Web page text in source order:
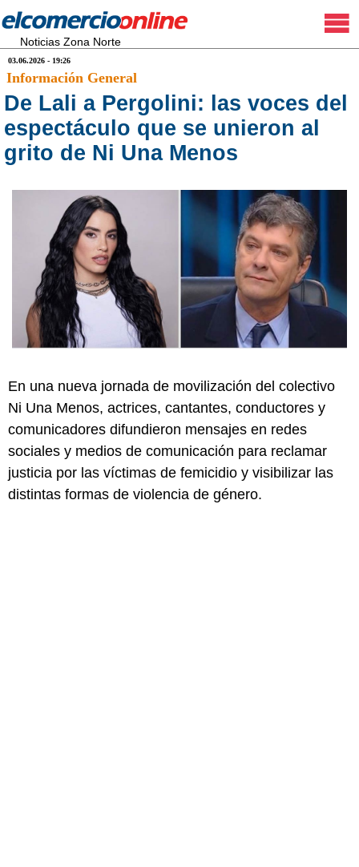
Noticias Zona Norte
03.06.2026 - 19:26
Información General
De Lali a Pergolini: las voces del
espectáculo que se unieron al
grito de Ni Una Menos
En una nueva jornada de movilización del colectivo
Ni Una Menos, actrices, cantantes, conductores y
comunicadores difundieron mensajes en redes
sociales y medios de comunicación para reclamar
justicia por las víctimas de femicidio y visibilizar las
distintas formas de violencia de género.